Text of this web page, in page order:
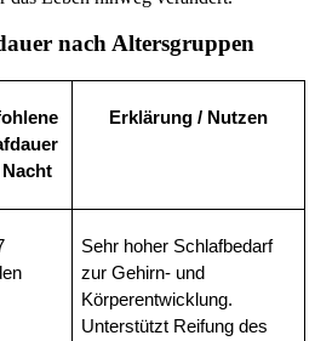
nach Altersgruppen
Erklärung / Nutzen
Sehr hoher Schlafbedarf
zur Gehirn- und
Körperentwicklung.
Unterstützt Reifung des